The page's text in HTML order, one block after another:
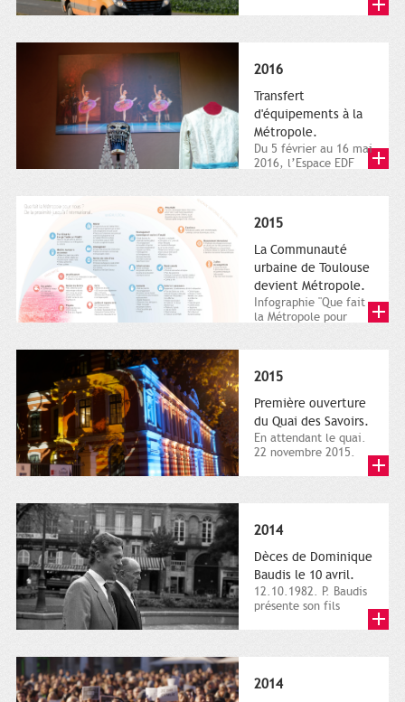
2016
Transfert
d'équipements à la
Métropole.
Du 5 février au 16 mai
2016, l’Espace EDF
2015
La Communauté
urbaine de Toulouse
devient Métropole.
Infographie "Que fait
la Métropole pour
2015
Première ouverture
du Quai des Savoirs.
En attendant le quai.
22 novembre 2015.
2014
Dèces de Dominique
Baudis le 10 avril.
12.10.1982. P. Baudis
présente son fils
2014